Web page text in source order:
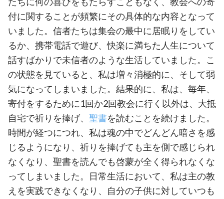
付に関することが頻繁にその具体的な内容となって
いました。信者たちは集会の最中に居眠りをしてい
るか、携帯電話で遊び、快楽に満ちた人生について
話すばかりで未信者のような生活していました。こ
の状態を見ていると、私は増々消極的に、そして弱
気になってしまいました。結果的に、私は、毎年、
寄付をするために1回か2回教会に行く以外は、大抵
自宅で祈りを捧げ、 聖書を読むことを続けました。
時間が経つにつれ、私は魂の中でどんどん暗さを感
じるようになり、祈りを捧げても主を側で感じられ
なくなり、聖書を読んでも啓蒙が全く得られなくな
ってしまいました。日常生活において、私は主の教
えを実践できなくなり、自分の子供に対していつも